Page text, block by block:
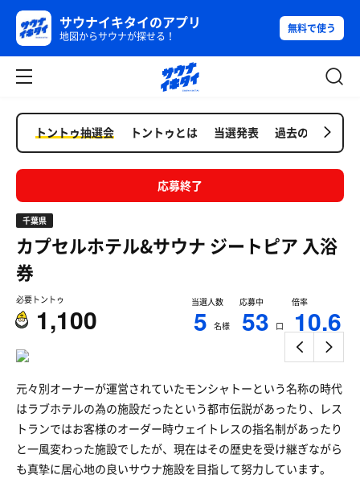
サウナイキタイのアプリ
地図からサウナが探せる！
無料で使う
トントゥ抽選会 トントゥとは 当選発表 過去の抽選会
応募終了
千葉県
カプセルホテル&サウナ ジートピア 入浴
券
必要トントゥ
1,100
当選人数
5 名様
応募中
53 口
倍率
10.6
元々別オーナーが運営されていたモンシャトーという名称の時代
はラブホテルの為の施設だったという都市伝説があったり、レス
トランではお客様のオーダー時ウェイトレスの指名制があったり
と一風変わった施設でしたが、現在はその歴史を受け継ぎながら
も真摯に居心地の良いサウナ施設を目指して努力しています。